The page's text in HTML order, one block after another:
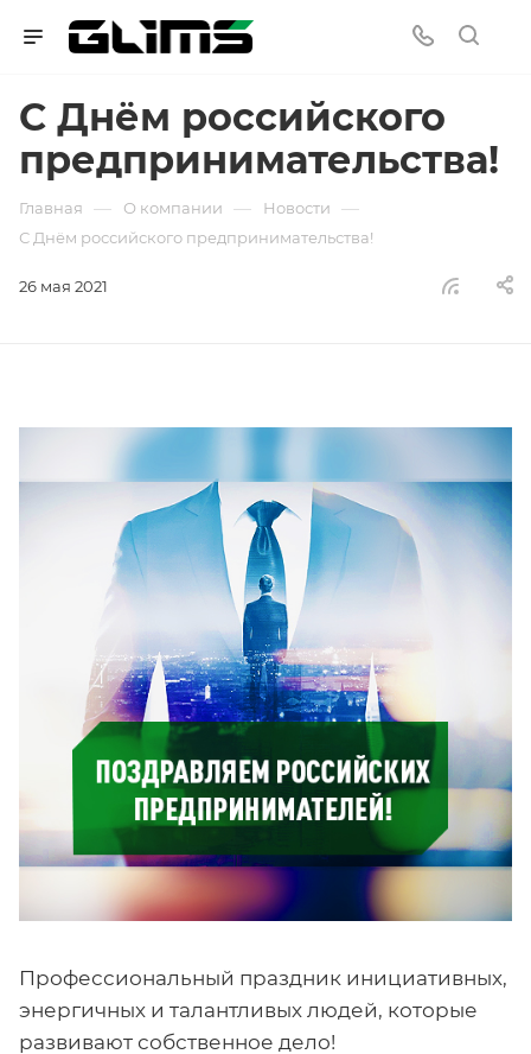
С Днём российского
предпринимательства!
Главная — О компании — Новости —
С Днём российского предпринимательства!
26 мая 2021
Профессиональный праздник инициативных,
энергичных и талантливых людей, которые
развивают собственное дело!